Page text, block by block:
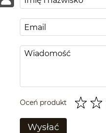
Oceń produkt
Wysłać